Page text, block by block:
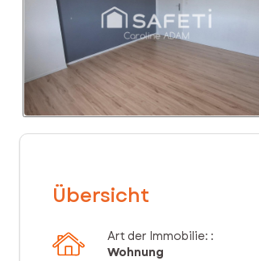
Übersicht
Art der Immobilie: :
Wohnung